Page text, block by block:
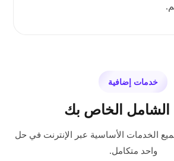
خدمات إضافية
الشامل الخاص بك
الخدمات الأساسية عبر الإنترنت في حل
واحد متكامل.